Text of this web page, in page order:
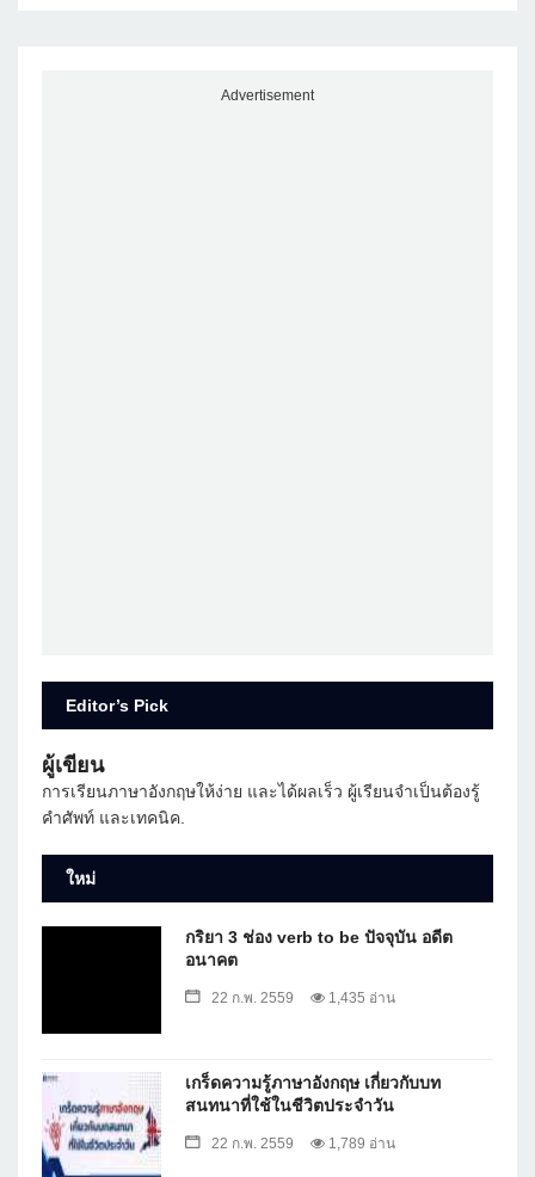
Advertisement
Editor’s Pick
ผู้เขียน
การเรียนภาษาอังกฤษให้ง่าย และได้ผลเร็ว ผู้เรียนจำเป็นต้องรู้
คำศัพท์ และเทคนิค.
ใหม่
กริยา 3 ช่อง verb to be ปัจจุบัน อดีต
อนาคต
22 ก.พ. 2559 1,435 อ่าน
เกร็ดความรู้ภาษาอังกฤษ เกี่ยวกับบท
สนทนาที่ใช้ในชีวิตประจำวัน
22 ก.พ. 2559 1,789 อ่าน